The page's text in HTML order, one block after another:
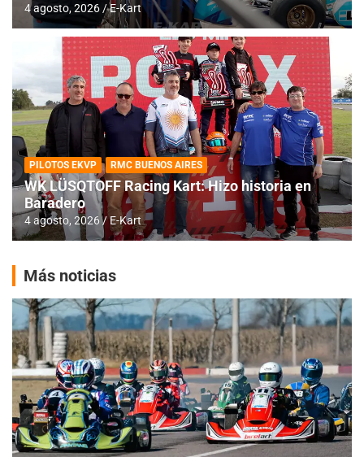
4 agosto, 2026 E-Kart
PILOTOS EKVP RMC BUENOS AIRES
WK LÜSQTOFF Racing Kart: Hizo historia en
Baradero
4 agosto, 2026 E-Kart
Más noticias